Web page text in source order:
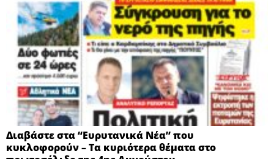
Διαβάστε στα “Ευρυτανικά Νέα” που
κυκλοφορούν – Τα κυριότερα θέματα στο